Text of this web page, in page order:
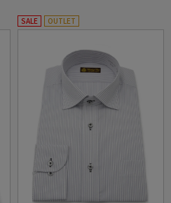
SALE OUTLET